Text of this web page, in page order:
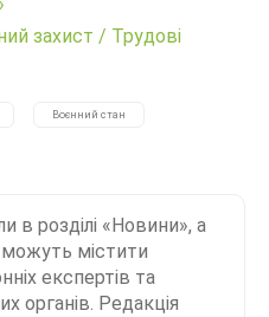
захист / Трудові
Воєнний стан
в розділі «Новини», а
містити
експертів та
органів. Редакція